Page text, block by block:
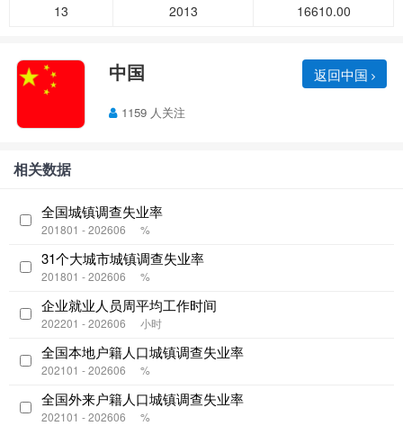
13
2013 16610.00
中国 返回中国
1159 人关注
相关数据
全国城镇调查失业率
201801 - 202606 %
31个大城市城镇调查失业率
201801 - 202606 %
企业就业人员周平均工作时间
202201 - 202606 小时
全国本地户籍人口城镇调查失业率
202101 - 202606 %
全国外来户籍人口城镇调查失业率
202101 - 202606 %